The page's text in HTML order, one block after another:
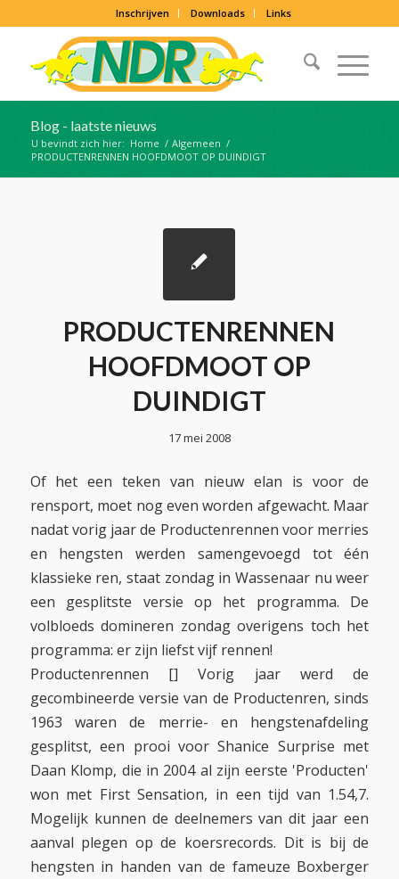
Inschrijven Downloads Links
Blog - laatste nieuws
U bevindt zich hier: Home / Algemeen /
PRODUCTENRENNEN HOOFDMOOT OP DUINDIGT
PRODUCTENRENNEN
HOOFDMOOT OP
DUINDIGT
17 mei 2008
Of het een teken van nieuw elan is voor de
rensport, moet nog even worden afgewacht. Maar
nadat vorig jaar de Productenrennen voor merries
en hengsten werden samengevoegd tot één
klassieke ren, staat zondag in Wassenaar nu weer
een gesplitste versie op het programma. De
volbloeds domineren zondag overigens toch het
programma: er zijn liefst vijf rennen!
Productenrennen [] Vorig jaar werd de
gecombineerde versie van de Productenren, sinds
1963 waren de merrie- en hengstenafdeling
gesplitst, een prooi voor Shanice Surprise met
Daan Klomp, die in 2004 al zijn eerste 'Producten'
won met First Sensation, in een tijd van 1.54,7.
Mogelijk kunnen de deelnemers van dit jaar een
aanval plegen op de koersrecords. Dit is bij de
hengsten in handen van de fameuze Boxberger